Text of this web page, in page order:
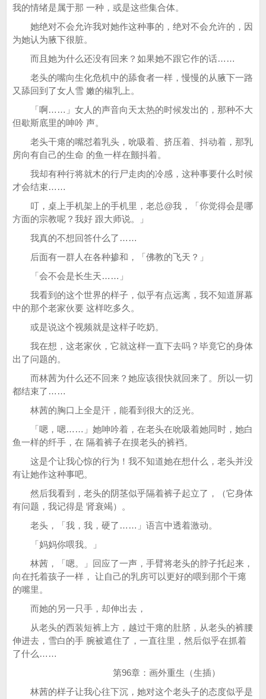
我的情绪是属于那 一种，或是这些集合体。
她绝对不会允许我对她作这种事的，绝对不会允许的，因
为她认为腋下很脏。
而且她为什么还没有回来？如果她不跟它作的话……
老头的嘴向生化危机中的舔食者一样，慢慢的从腋下一路
又舔回到了女人雪 嫩的椒乳上。
「啊……」女人的声音向天太热的时候发出的，那种不大
但歇斯底里的呻吟 声。
老头干瘪的嘴怼着乳头，吮吸着、挤压着、抖动着，那乳
房向有自己的生命 的鱼一样在颤抖着。
我却有种行将就木的行尸走肉的冷感，这种事要什么时候
才会结束……
叮，桌上手机架上的手机里，老总@我，「你觉得会是哪
方面的宗教呢？我好 跟大师说。」
我真的不想回答什么了……
后面有一群人在各种掺和，「佛教的飞天？」
「会不会是长生天……」
我看到的这个世界的样子，似乎有点远离，我不知道屏幕
中的那个老家伙要 这样吃多久。
或是说这个视频就是这样子吃奶。
我在想，这老家伙，它就这样一直下去吗？毕竟它的身体
出了问题的。
而林茜为什么还不回来？她应该很快就回来了。所以一切
都结束了……
林茜的胸口上全是汗，能看到很大的泛光。
「嗯，嗯……」她呻吟着，在老头在吮吸着她同时，她白
鱼一样的纤手，在 隔着裤子在摸老头的裤裆。
这是个让我心惊的行为！我不知道她在想什么，老头并没
有让她作这种事吧。
然后我看到，老头的阴茎似乎隔着裤子起立了，（它身体
有问题，我记得是 肾衰竭）。
老头，「我，我，硬了……」语言中透着激动。
「妈妈你喂我。」
林茜，「嗯。」回应了一声，手臂将老头的脖子托起来，
向在托着孩子一样， 让自己的乳房可以更好的喂到那个干瘪
的嘴里。
而她的另一只手，却伸出去，
从老头的西装短裤上方，越过干瘪的肚脐，从老头的裤腰
伸进去，雪白的手 腕被遮住了，一直往里，然后似乎在抓着
了什么……
第96章：画外重生（生插）
林茜的样子让我心往下沉，她对这个老头子的态度似乎是